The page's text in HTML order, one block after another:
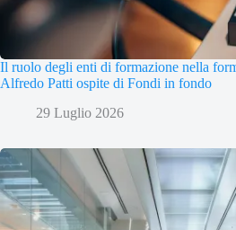
Il ruolo degli enti di formazione nella
Alfredo Patti ospite di Fondi in fondo
29 Luglio 2026